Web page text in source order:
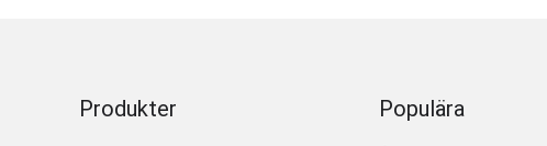
Produkter Populära